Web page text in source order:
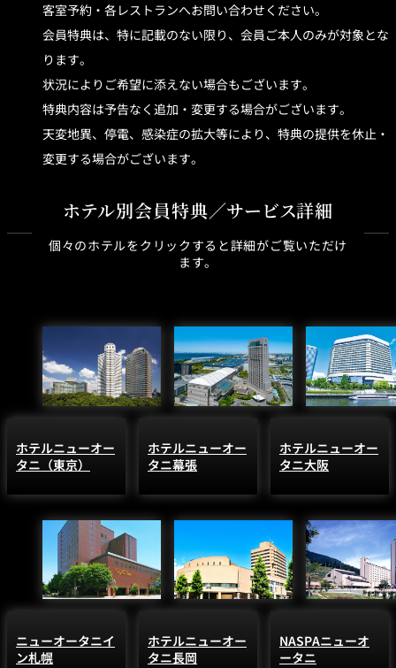
客室予約・各レストランへお問い合わせください。
会員特典は、特に記載のない限り、会員ご本人のみが対象とな
ります。
状況によりご希望に添えない場合もございます。
特典内容は予告なく追加・変更する場合がございます。
天変地異、停電、感染症の拡大等により、特典の提供を休止・
変更する場合がございます。
ホテル別会員特典／サービス詳細
個々のホテルをクリックすると詳細がご覧いただけ
ます。
ホテルニューオー
タニ（東京）
ホテルニューオー
タニ幕張
ホテルニューオー
タニ大阪
ニューオータニイ
ン札幌
ホテルニューオー
タニ長岡
NASPAニューオ
ータニ